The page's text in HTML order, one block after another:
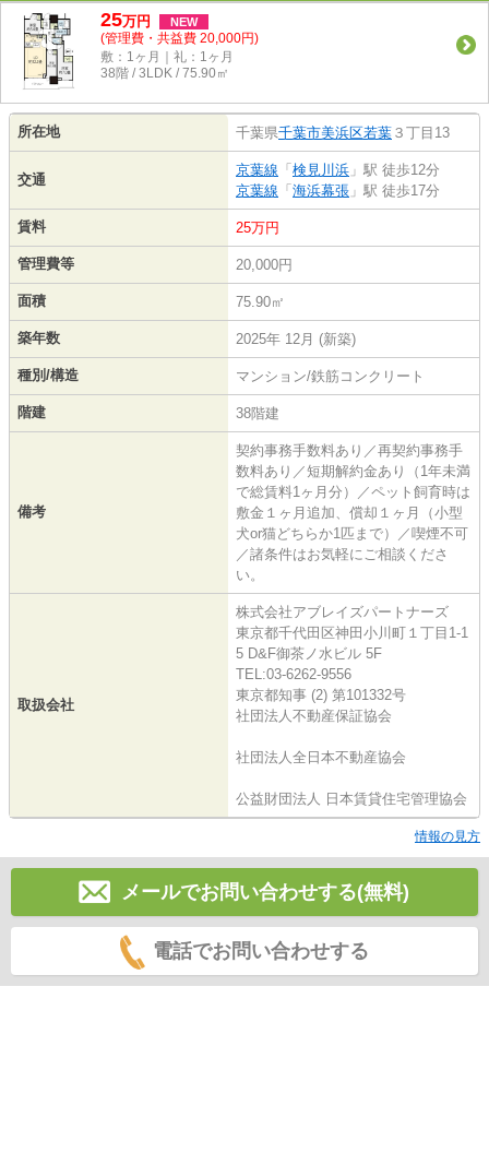
25万円 NEW
(管理費・共益費 20,000円)
敷：1ヶ月｜礼：1ヶ月
38階 / 3LDK / 75.90㎡
所在地 千葉県千葉市美浜区若葉 ３丁目13
交通
京葉線 「 検見川浜 」駅 徒歩12分
京葉線 「 海浜幕張 」駅 徒歩17分
賃料 25万円
管理費等 20,000円
面積 75.90㎡
築年数 2025年 12月 (新築)
種別/構造 マンション/鉄筋コンクリート
階建 38階建
備考
契約事務手数料あり／再契約事務手
数料あり／短期解約金あり（1年未満
で総賃料1ヶ月分）／ペット飼育時は
敷金１ヶ月追加、償却１ヶ月（小型
犬or猫どちらか1匹まで）／喫煙不可
／諸条件はお気軽にご相談くださ
い。
取扱会社
株式会社アブレイズパートナーズ
東京都千代田区神田小川町１丁目1-1
5 D&F御茶ノ水ビル 5F
TEL:03-6262-9556
東京都知事 (2) 第101332号
社団法人不動産保証協会
社団法人全日本不動産協会
公益財団法人 日本賃貸住宅管理協会
情報の見方
メールでお問い合わせする(無料)
電話でお問い合わせする